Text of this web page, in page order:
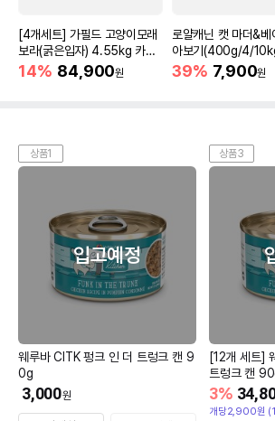
[4개세트] 가필드 고양이모래
보라(굵은입자) 4.55kg 카사
바모래
14% 84,900원
로얄캐닌 캣 마더&베
아보기(400g/4/
39% 7,900원
상품1
입고예정
웨루바 CITK 펑크 인 더 트렁크 캔 9
0g
3,000원
상품3
[12개 세트]
트렁크 캔
3%
개당2,900원